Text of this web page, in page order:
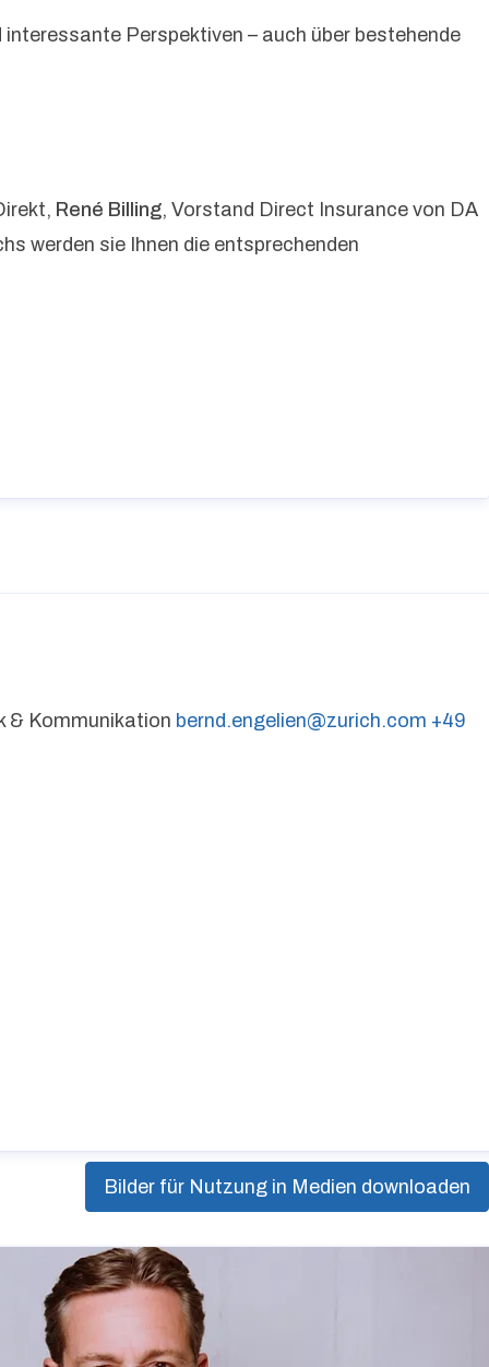
Perspektiven – auch über bestehende
René Billing, Vorstand Direct Insurance von DA
werden sie Ihnen die entsprechenden
& Kommunikation bernd.engelien@zurich.com +49
Bilder für Nutzung in Medien downloaden